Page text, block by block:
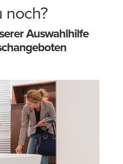
noch?
Auswahlhilfe